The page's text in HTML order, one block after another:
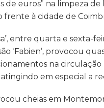
de euros” na limpeza de
à cidade de
entre quarta e sexta-
‘Fabien’, provocou
na circulação
em especial a
cheias em